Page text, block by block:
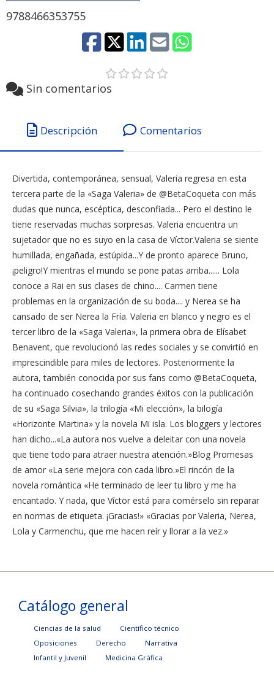
9788466353755
Sin comentarios
Descripción Comentarios
Divertida, contemporánea, sensual, Valeria regresa en esta
tercera parte de la «Saga Valeria» de @BetaCoqueta con más
dudas que nunca, escéptica, desconfiada... Pero el destino le
tiene reservadas muchas sorpresas. Valeria encuentra un
sujetador que no es suyo en la casa de Víctor.Valeria se siente
humillada, engañada, estúpida...Y de pronto aparece Bruno,
¡peligro!Y mientras el mundo se pone patas arriba...... Lola
conoce a Rai en sus clases de chino.... Carmen tiene
problemas en la organización de su boda.... y Nerea se ha
cansado de ser Nerea la Fría. Valeria en blanco y negro es el
tercer libro de la «Saga Valeria», la primera obra de Elísabet
Benavent, que revolucionó las redes sociales y se convirtió en
imprescindible para miles de lectores. Posteriormente la
autora, también conocida por sus fans como @BetaCoqueta,
ha continuado cosechando grandes éxitos con la publicación
de su «Saga Silvia», la trilogía «Mi elección», la bilogía
«Horizonte Martina» y la novela Mi isla. Los bloggers y lectores
han dicho...«La autora nos vuelve a deleitar con una novela
que tiene todo para atraer nuestra atención.»Blog Promesas
de amor «La serie mejora con cada libro.»El rincón de la
novela romántica «He terminado de leer tu libro y me ha
encantado. Y nada, que Víctor está para comérselo sin reparar
en normas de etiqueta. ¡Gracias!» «Gracias por Valeria, Nerea,
Lola y Carmenchu, que me hacen reír y llorar a la vez.»
Catálogo general
Ciencias de la salud
Científico técnico
Oposiciones
Derecho
Narrativa
Infantil y Juvenil
Medicina Gráfica